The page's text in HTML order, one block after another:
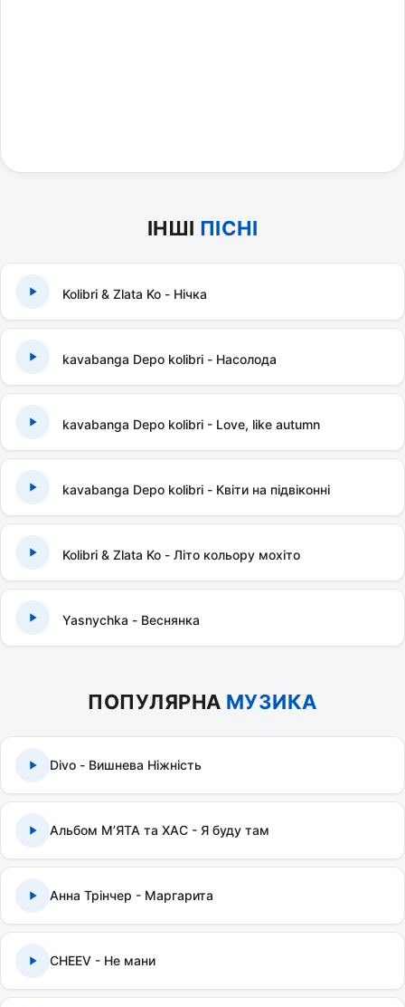
ІНШІ ПІСНІ
Kolibri & Zlata Ko - Нічка
kavabanga Depo kolibri - Насолода
kavabanga Depo kolibri - Love, like autumn
kavabanga Depo kolibri - Квіти на підвіконні
Kolibri & Zlata Ko - Літо кольору мохіто
Yasnychka - Веснянка
ПОПУЛЯРНА МУЗИКА
Divo - Вишнева Ніжність
Альбом МʼЯТА та ХАС - Я буду там
Анна Трінчер - Маргарита
CHEEV - Не мани